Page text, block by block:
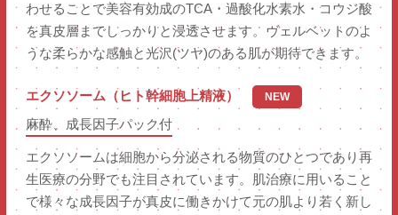
わせることで美容有効成のTCA・過酸化水素水・コウジ酸
を真皮層までしっかりと浸透させます。ヴェルベットのよ
うな柔らかな感触と光沢(ツヤ)のある肌が期待できます。
エクソソーム（ヒト幹細胞上精液） NEW
麻酔、成長因子パック付
エクソソームは細胞から分泌される物質のひとつであり再
生医療の分野でも注目されています。肌治療に用いること
で様々な成長因子が真皮に働きかけて元の肌より若く新し